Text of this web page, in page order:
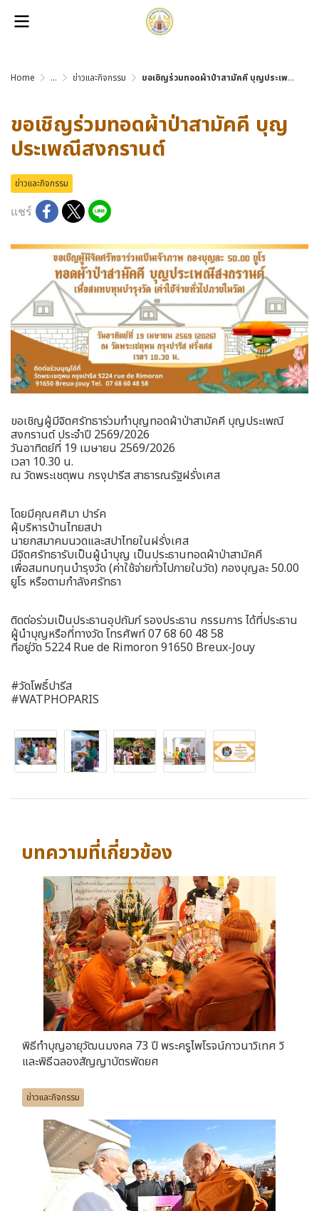
Home ... ข่าวและกิจกรรม ขอเชิญร่วมทอดผ้าป่าสามัคคี บุญประเพณีสงกรานต์
ขอเชิญร่วมทอดผ้าป่าสามัคคี บุญ
ประเพณีสงกรานต์
ข่าวและกิจกรรม
แชร์
ขอเชิญผู้มีจิตศรัทธาร่วมทำบุญทอดผ้าป่าสามัคคี บุญประเพณี
สงกรานต์ ประจำปี 2569/2026
วันอาทิตย์ที่ 19 เมษายน 2569/2026
เวลา 10.30 น.
ณ วัดพระเชตุพน กรงุปารีส สาธารณรัฐฝรั่งเศส
โดยมีคุณศศิมา ปาร์ค
ผุ้บริหารบ้านไทยสปา
นายกสมาคมนวดและสปาไทยในฝรั่งเศส
มีจิตศรัทธารับเป็นผู้นำบุญ เป็นประธานทอดผ้าป่าสามัคคี
เพื่อสมทบทุนบำรุงวัด (ค่าใช้จ่ายทั่วไปภายในวัด) กองบุญละ 50.00
ยูโร หรือตามกำลังศรัทธา
ติดต่อร่วมเป็นประธานอุปถัมภ์ รองประธาน กรรมการ ได้ที่ประธาน
ผู้นำบุญหรือที่ทางวัด โทรศัพท์ 07 68 60 48 58
ที่อยู่วัด 5224 Rue de Rimoron 91650 Breux-Jouy
#วัดโพธิ์ปารีส
#WATPHOPARIS
บทความที่เกี่ยวข้อง
พิธีทำบุญอายุวัฒนมงคล 73 ปี​ พระครูไพโรจน์ภาวนาวิเทศ วิ
และพิธีฉลองสัญญาบัตรพัดยศ
ข่าวและกิจกรรม